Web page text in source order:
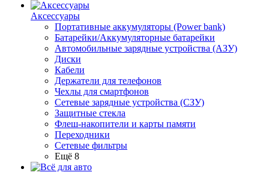
Аксессуары
Портативные аккумуляторы (Power bank)
Батарейки/Аккумуляторные батарейки
Автомобильные зарядные устройства (АЗУ)
Диски
Кабели
Держатели для телефонов
Чехлы для смартфонов
Сетевые зарядные устройства (СЗУ)
Защитные стекла
Флеш-накопители и карты памяти
Переходники
Сетевые фильтры
Ещё 8